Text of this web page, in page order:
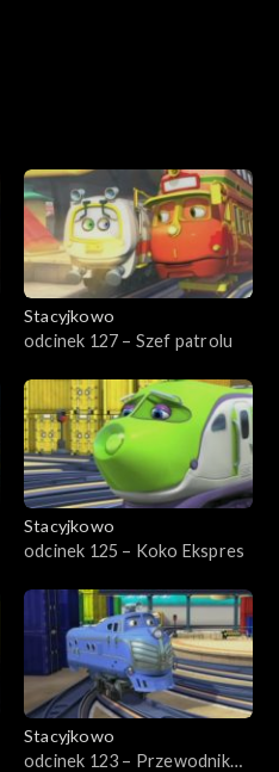
Stacyjkowo
odcinek 127 – Szef patrolu
Stacyjkowo
odcinek 125 – Koko Ekspres
Stacyjkowo
odcinek 123 – Przewodnik